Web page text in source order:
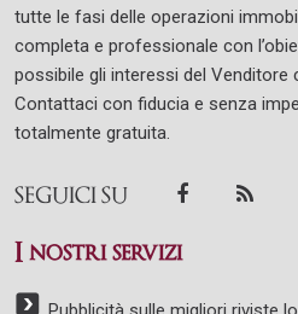
tutte le fasi delle operazioni
completa e professionale con
possibile gli interessi del Venditore
Contattaci con fiducia e senza
totalmente gratuita.
SEGUICI SU
I nostri servizi